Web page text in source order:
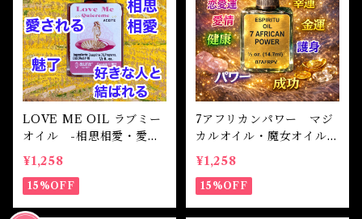
LOVE ME OIL ラブミー
オイル -相思相愛・愛さ
れる-
¥1,258
15%OFF
7アフリカンパワー マジ
カルオイル・魔女オイル
7AFRICAN POWERS M
agical Oil
¥1,258
15%OFF